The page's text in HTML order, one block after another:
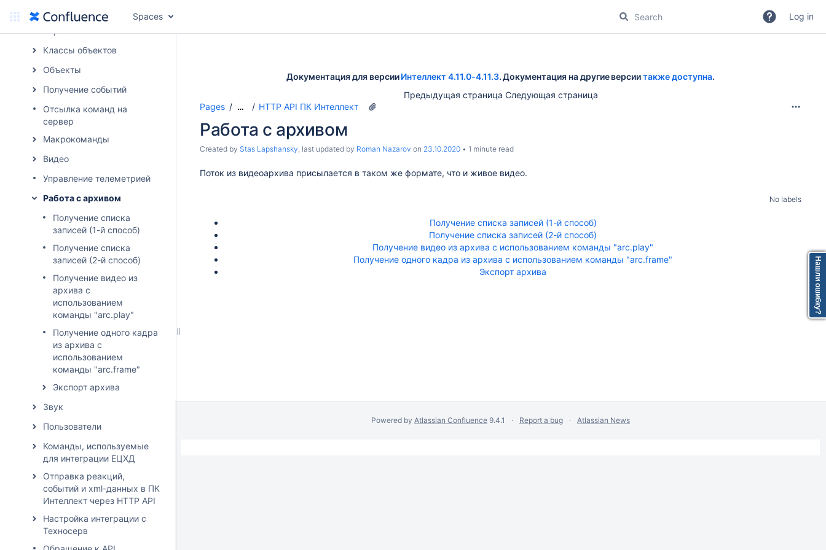
Spaces Log in
Интеллект по token ключу
Классы объектов
Объекты
Получение событий
Отсылка команд на
сервер
Макрокоманды
Видео
Управление телеметрией
Работа с архивом
Получение списка
записей (1-й способ)
Получение списка
записей (2-й способ)
Получение видео из
архива с
использованием
команды "arc.play"
Получение одного кадра
из архива с
использованием
команды "arc.frame"
Экспорт архива
Звук
Пользователи
Команды, используемые
для интеграции ЕЦХД
Отправка реакций,
событий и xml-данных в ПК
Интеллект через HTTP API
Настройка интеграции с
Техносерв
Документация для версииИнтеллект 4.11.0-4.11.3. Документация на другие версиитакже доступна.
Предыдущая страница Следующая страница
Pages
… HTTP API ПК Интеллект
Работа с архивом
Created by Stas Lapshansky, last updated by Roman Nazarov on 23.10.2020 1 minute read
Поток из видеоархива присылается в таком же формате, что и живое видео.
No labels
Получение списка записей (1-й способ)
Получение списка записей (2-й способ)
Получение видео из архива с использованием команды "arc.play"
Получение одного кадра из архива с использованием команды "arc.frame"
Экспорт архива
Powered by Atlassian Confluence 9.4.1 Report a bug Atlassian News
Нашли ошибку?
Нашли ошибку?